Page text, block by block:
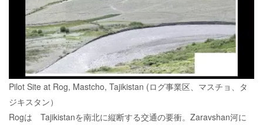
Pilot Site at Rog, Mastcho, Tajikistan (ログ事業区、マスチョ、タ
ジキスタン）
Rogは Tajikistanを南北に縦断する交通の要衝。Zaravshan河に